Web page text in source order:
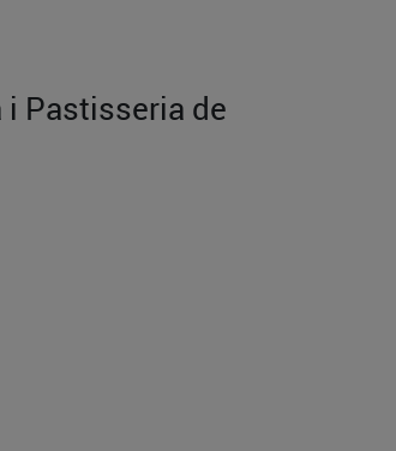
i Pastisseria de